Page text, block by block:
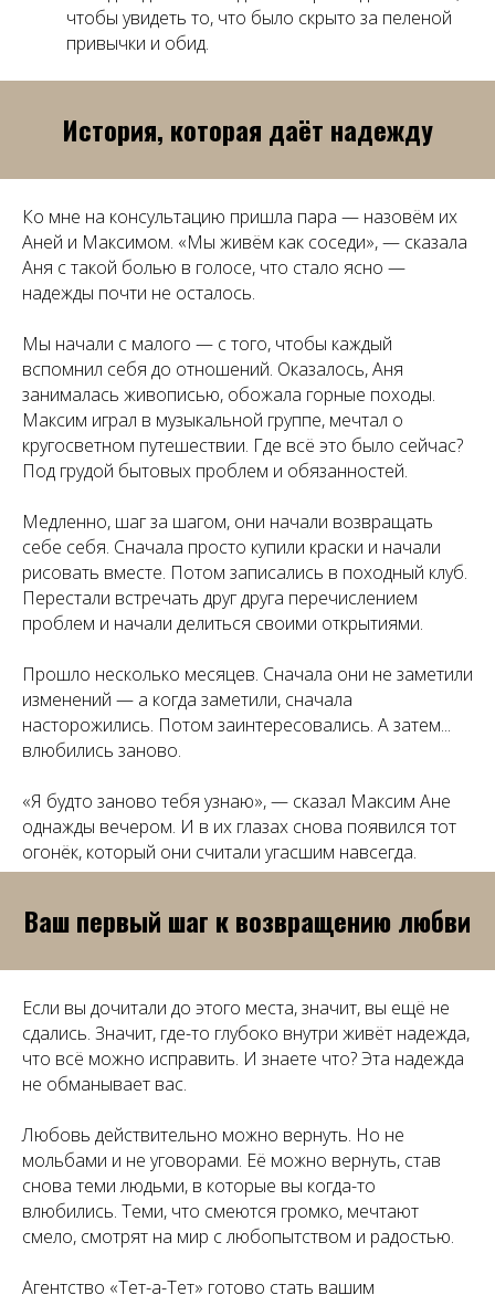
чтобы увидеть то, что было скрыто за пеленой
привычки и обид.
История, которая даёт надежду
Ко мне на консультацию пришла пара — назовём их
Аней и Максимом. «Мы живём как соседи», — сказала
Аня с такой болью в голосе, что стало ясно —
надежды почти не осталось.
Мы начали с малого — с того, чтобы каждый
вспомнил себя до отношений. Оказалось, Аня
занималась живописью, обожала горные походы.
Максим играл в музыкальной группе, мечтал о
кругосветном путешествии. Где всё это было сейчас?
Под грудой бытовых проблем и обязанностей.
Медленно, шаг за шагом, они начали возвращать
себе себя. Сначала просто купили краски и начали
рисовать вместе. Потом записались в походный клуб.
Перестали встречать друг друга перечислением
проблем и начали делиться своими открытиями.
Прошло несколько месяцев. Сначала они не заметили
изменений — а когда заметили, сначала
насторожились. Потом заинтересовались. А затем...
влюбились заново.
«Я будто заново тебя узнаю», — сказал Максим Ане
однажды вечером. И в их глазах снова появился тот
огонёк, который они считали угасшим навсегда.
Ваш первый шаг к возвращению любви
Если вы дочитали до этого места, значит, вы ещё не
сдались. Значит, где-то глубоко внутри живёт надежда,
что всё можно исправить. И знаете что? Эта надежда
не обманывает вас.
Любовь действительно можно вернуть. Но не
мольбами и не уговорами. Её можно вернуть, став
снова теми людьми, в которые вы когда-то
влюбились. Теми, что смеются громко, мечтают
смело, смотрят на мир с любопытством и радостью.
Агентство «Тет-а-Тет» готово стать вашим
+7 (905) 269-38-50
Работаем онлайн
Позвоните или напишите нам в
мессенджер
Получите бесплатную